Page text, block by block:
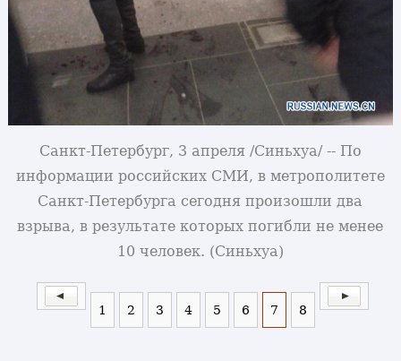
Санкт-Петербург, 3 апреля /Синьхуа/ -- По
информации российских СМИ, в метрополитете
Санкт-Петербурга сегодня произошли два
взрыва, в результате которых погибли не менее
10 человек. (Синьхуа)
1 2 3 4 5 6 7 8